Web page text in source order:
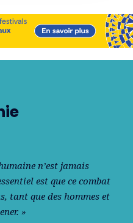
n’est jamais
est que ce combat
tant que des hommes et
»